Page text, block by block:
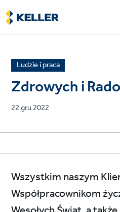
Skip
to
main
News
article
category
Ludzie i praca
Zdrowych i
Published
22 gru 2022
Wszystkim naszym
Współpracownikom